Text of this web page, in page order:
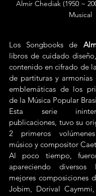
Almir Chediak (1950 ~
Musical
Los Songbooks de
libros de cuidado
contenido en cifrado de
de partituras y armonías
emblemáticas de los
de la Música Popular
Esta serie
publicaciones, tuvo su
2 primeros
músico y compositor
Al poco tiempo,
apareciendo
mejores composiciones
Jobim, Dorival